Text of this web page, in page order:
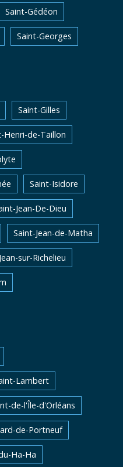
Saint-Gédéon
Saint-Georges
Saint-Gilles
Henri-de-Taillon
Saint-Isidore
Jean-De-Dieu
Saint-Jean-de-Matha
sur-Richelieu
Lambert
de-l'Île-d'Orléans
de-Portneuf
Ha-Ha